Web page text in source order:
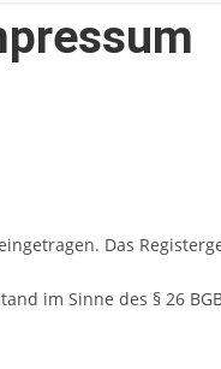
Das
im Sinne des § 26